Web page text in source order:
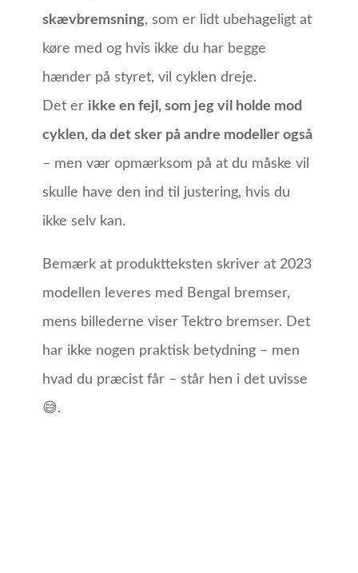
skævbremsning, som er lidt ubehageligt at
køre med og hvis ikke du har begge
hænder på styret, vil cyklen dreje.
Det er ikke en fejl, som jeg vil holde mod
cyklen, da det sker på andre modeller også
– men vær opmærksom på at du måske vil
skulle have den ind til justering, hvis du
ikke selv kan.
Bemærk at produktteksten skriver at 2023
modellen leveres med Bengal bremser,
mens billederne viser Tektro bremser. Det
har ikke nogen praktisk betydning – men
hvad du præcist får – står hen i det uvisse
😅.